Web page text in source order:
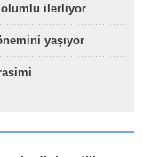
olumlu ilerliyor
yaşıyor